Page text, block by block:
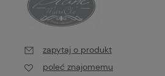
zapytaj o produkt
poleć znajomemu